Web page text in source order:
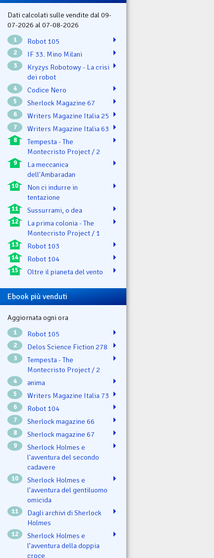
Dati calcolati sulle vendite dal 09-
07-2026 al 07-08-2026
1 Robot 105
2 IF 33. Mino Milani
3
Kryzys Robotowy - La crisi
dei robot
4 Codice Nero
5 Sherlock Magazine 67
6 Writers Magazine Italia 25
7 Writers Magazine Italia 63
8
Tempesta - The
Montecristo Project / 2
9
La meccanica
dell'Ambaradan
10
Non ci indurre in
tentazione
11 Sussurrami, o dea
12
La prima colonia - The
Montecristo Project / 1
13 Robot 103
14 Robot 104
15 Oltre il pianeta del vento
Ebook più venduti
Aggiornata ogni ora
1 Robot 105
2 Delos Science Fiction 278
3
Tempesta - The
Montecristo Project / 2
4 ənima
5 Writers Magazine Italia 73
6 Robot 104
7 Sherlock magazine 66
8 Sherlock magazine 67
9
Sherlock Holmes e
l'avventura del secondo
cadavere
10
Sherlock Holmes e
l’avventura del gentiluomo
omicida
11
Dagli archivi di Sherlock
Holmes
12
Sherlock Holmes e
l’avventura della doppia
croce